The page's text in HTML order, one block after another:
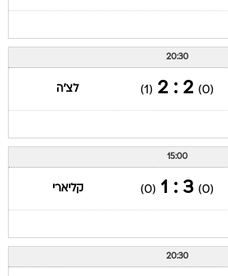
20:30
(0)
2 : 2
(1) לצ'ה
15:00
(0)
3 : 1
(0) קליארי
20:30